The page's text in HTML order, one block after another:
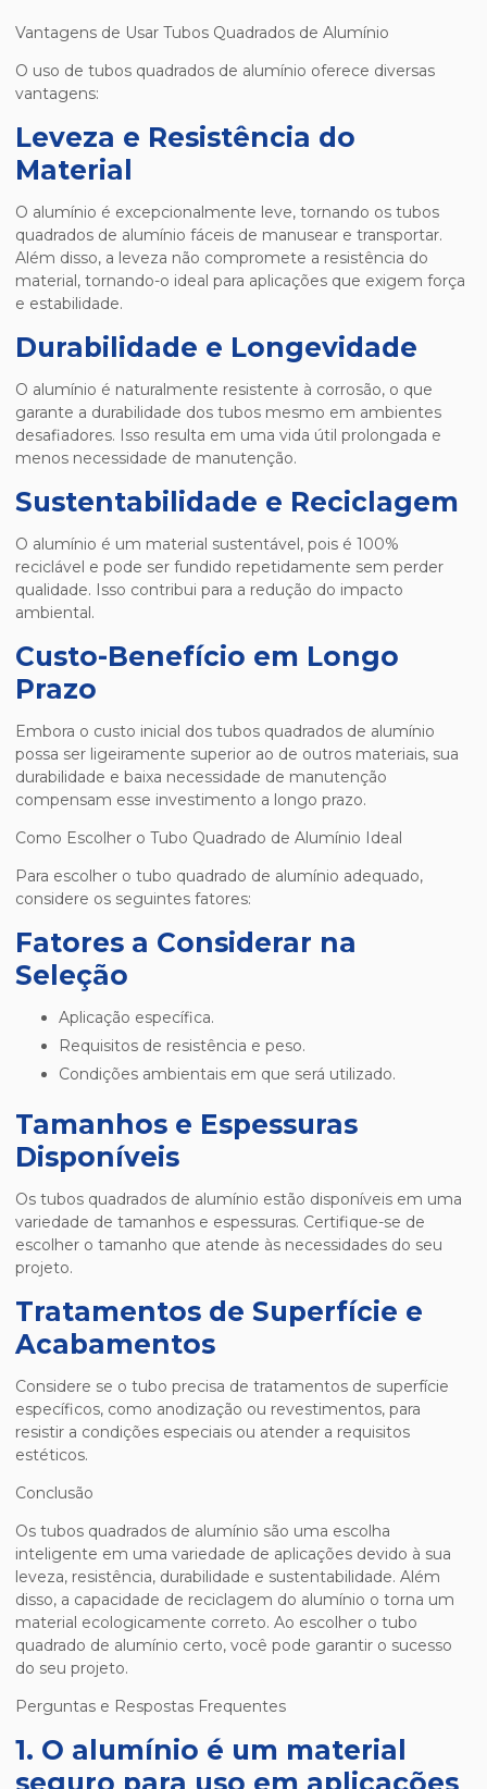
Vantagens de Usar Tubos Quadrados de Alumínio
O uso de tubos quadrados de alumínio oferece diversas
vantagens:
Leveza e Resistência do
Material
O alumínio é excepcionalmente leve, tornando os tubos
quadrados de alumínio fáceis de manusear e transportar.
Além disso, a leveza não compromete a resistência do
material, tornando-o ideal para aplicações que exigem força
e estabilidade.
Durabilidade e Longevidade
O alumínio é naturalmente resistente à corrosão, o que
garante a durabilidade dos tubos mesmo em ambientes
desafiadores. Isso resulta em uma vida útil prolongada e
menos necessidade de manutenção.
Sustentabilidade e Reciclagem
O alumínio é um material sustentável, pois é 100%
reciclável e pode ser fundido repetidamente sem perder
qualidade. Isso contribui para a redução do impacto
ambiental.
Custo-Benefício em Longo
Prazo
Embora o custo inicial dos tubos quadrados de alumínio
possa ser ligeiramente superior ao de outros materiais, sua
durabilidade e baixa necessidade de manutenção
compensam esse investimento a longo prazo.
Como Escolher o Tubo Quadrado de Alumínio Ideal
Para escolher o tubo quadrado de alumínio adequado,
considere os seguintes fatores:
Fatores a Considerar na
Seleção
Aplicação específica.
Requisitos de resistência e peso.
Condições ambientais em que será utilizado.
Tamanhos e Espessuras
Disponíveis
Os tubos quadrados de alumínio estão disponíveis em uma
variedade de tamanhos e espessuras. Certifique-se de
escolher o tamanho que atende às necessidades do seu
projeto.
Tratamentos de Superfície e
Acabamentos
Considere se o tubo precisa de tratamentos de superfície
específicos, como anodização ou revestimentos, para
resistir a condições especiais ou atender a requisitos
estéticos.
Conclusão
Os tubos quadrados de alumínio são uma escolha
inteligente em uma variedade de aplicações devido à sua
leveza, resistência, durabilidade e sustentabilidade. Além
disso, a capacidade de reciclagem do alumínio o torna um
material ecologicamente correto. Ao escolher o tubo
quadrado de alumínio certo, você pode garantir o sucesso
do seu projeto.
Perguntas e Respostas Frequentes
1. O alumínio é um material